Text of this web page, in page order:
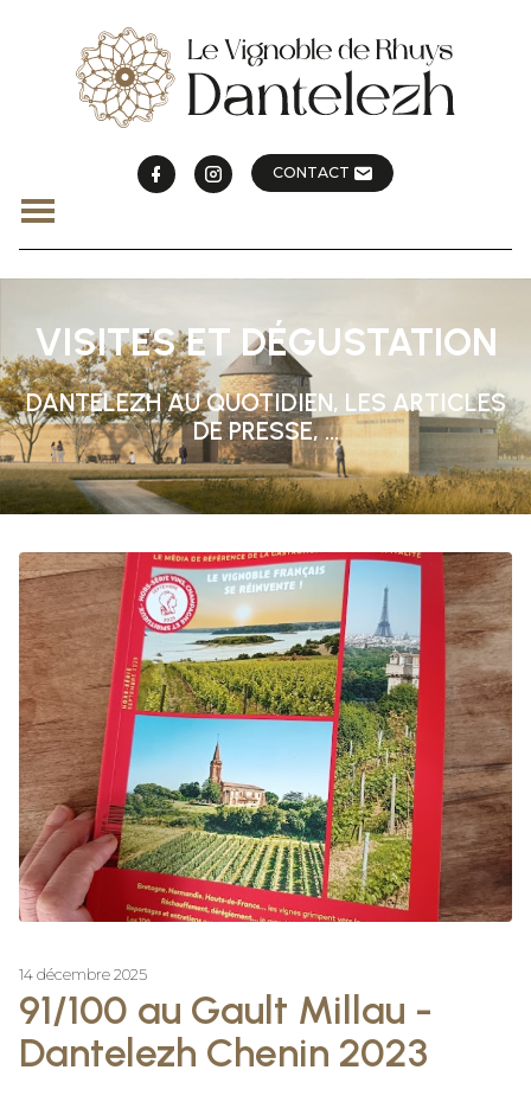
CONTACT
VISITES ET DÉGUSTATION
DANTELEZH AU QUOTIDIEN, LES ARTICLES
DE PRESSE, ...
14 décembre 2025
91/100 au Gault Millau -
Dantelezh Chenin 2023